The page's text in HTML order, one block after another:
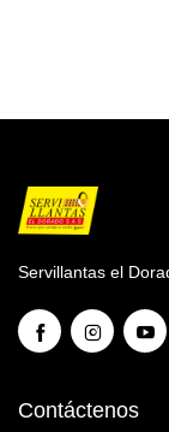
Servillantas el
Contáctenos